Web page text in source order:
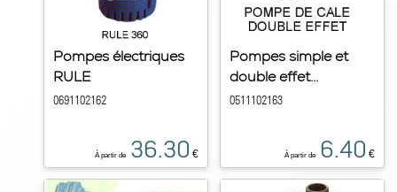
Pompes électriques
RULE
0691102162
À partir de 36.30 €
Pompes simple et
double effet...
0511102163
À partir de 6.40 €